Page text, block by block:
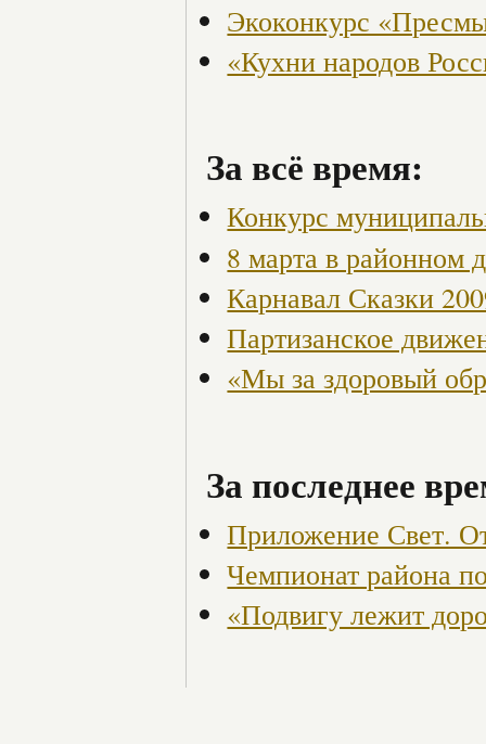
Экоконкурс
«Кухни народов
За всё время:
Конкурс
8 марта в районном
Карнавал Сказки
Партизанское
«Мы за здоровый
За последнее
Приложение Свет.
Чемпионат района
«Подвигу лежит